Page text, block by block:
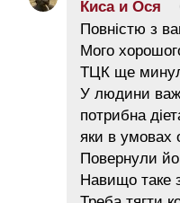
Киса и Ося
Повністю з
Мого
ТЦК ще
У людини
потрибна
яки в умовах
Повернули
Навищо таке